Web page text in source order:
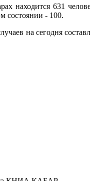
находится 631
состоянии - 100.
на сегодня